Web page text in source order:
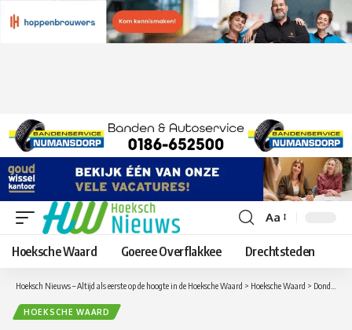
Lettergrootte
aanpassen
Aa
Hoeksche Waard Goeree Overflakkee Drechtsteden
Hoeksch Nieuws – Altijd als eerste op de hoogte in de Hoeksche Waard > Hoeksche Waard > Donderdag avond in Bureau Rijnmond op RTV Rijnmond camerabeelden van fietsendiefstallen in Oud-Beijerland en ‘s-Gravendeel
HOEKSCHE WAARD